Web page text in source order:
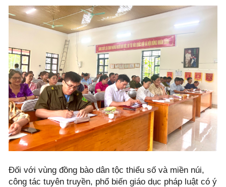
Đối với vùng đồng bào dân tộc thiểu số và miền núi,
công tác tuyên truyền, phổ biến giáo dục pháp luật có ý